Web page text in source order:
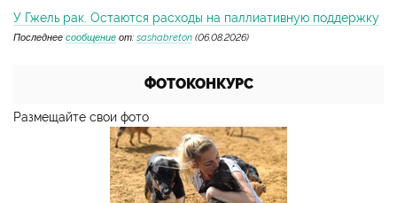
У Гжель рак. Остаются расходы на паллиативную поддержку
Последнее сообщение от: sashabreton (06.08.2026)
ФОТОКОНКУРС
Размещайте свои фото